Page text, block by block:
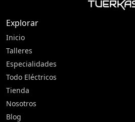
Explorar
Inicio
Talleres
Especialidades
Todo Eléctricos
Tienda
Nosotros
Blog